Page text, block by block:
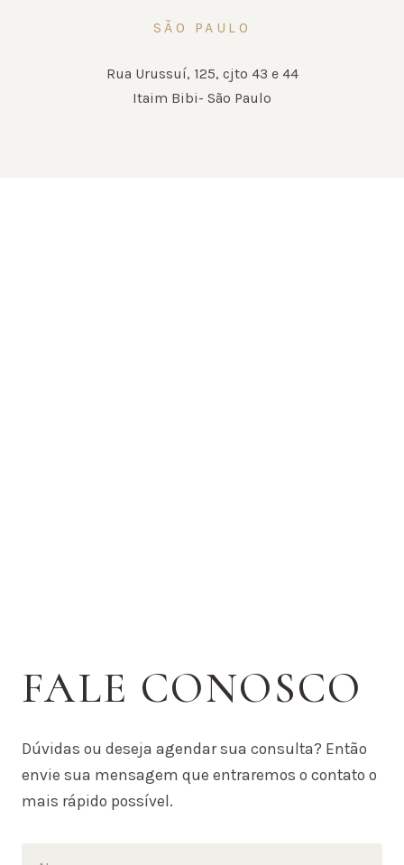
SÃO PAULO
Rua Urussuí, 125, cjto 43 e 44
Itaim Bibi- São Paulo
FALE CONOSCO
Dúvidas ou deseja agendar sua consulta? Então
envie sua mensagem que entraremos o contato o
mais rápido possível.